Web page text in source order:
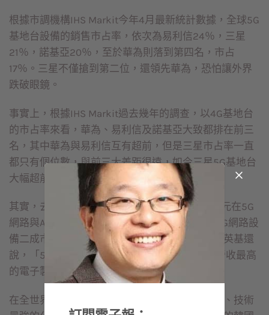
根據市調機構IHS Markit今年4月最新統計數據，全球5G
基地台設備的銷售市占率，依次為易利信24％，三星
21％，諾基亞20％，至於華為則落到第四名，市占
17％。三星不僅搶到第二位，還領先華為，恐怕讓外界
跌破眼鏡。
事實上，根據IHS Markit過去幾年的調查，以4G基地台
的市占率來看，華為、易利信及諾基亞大致都排在前三
名，其中華為與易利信互有超前，但是三星市占率一直
都只有個位數，與前三大差距很遠，如今三星5G基地台
大幅超前，確實讓許多人意外。
其實，去年三星電子就曾宣布，將投資220億美元在5G
網路與AI人工智慧技術，並以2020年取得全球5G網路設
備二成市占率為目標。當時三星網路業務總裁金英基還
說，「5G網路是人工智慧的氧氣，三星是全球營收最高
的電子製造公司，必須在5G領域領先。」
在全世界大型電子公司中，三星一直是布局最廣、技術